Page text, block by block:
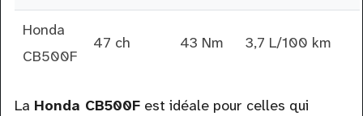
Honda
CB500F
47 ch 43 Nm 3,7 L/100 km
La Honda CB500Fest idéale pour celles qui